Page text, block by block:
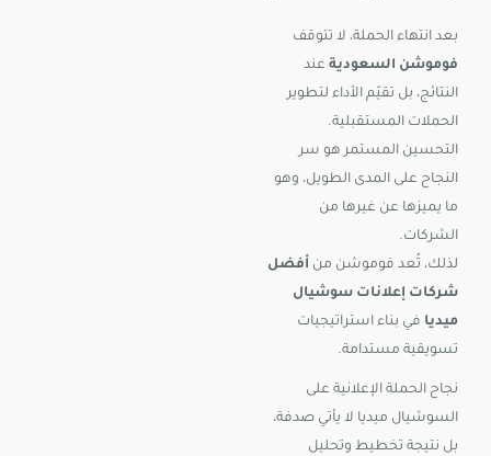
بعد انتهاء الحملة، لا تتوقف
فوموشن السعودية عند
النتائج، بل تقيّم الأداء لتطوير
الحملات المستقبلية.
التحسين المستمر هو سر
النجاح على المدى الطويل، وهو
ما يميزها عن غيرها من
الشركات.
لذلك، تُعد فوموشن من أفضل
شركات إعلانات سوشيال
ميديا في بناء استراتيجيات
تسويقية مستدامة.
نجاح الحملة الإعلانية على
السوشيال ميديا لا يأتي صدفة،
بل نتيجة تخطيط وتحليل